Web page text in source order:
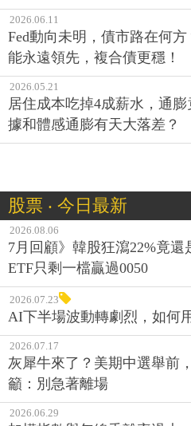
2026.06.11
Fed動向未明，債市路在何
能永遠領先，複合債更穩！
2026.05.21
居住成本吃掉4成薪水，通
據和體感通膨有天大落差？
股票 ‧ 今日最新
2026.08.06
7月回顧》韓股狂瀉22%竟
ETF只剩一檔贏過0050
2026.07.23
AI下半場波動轉劇烈，如何
2026.07.17
灰犀牛來了？美期中選舉前
籲：別急著離場
2026.06.29